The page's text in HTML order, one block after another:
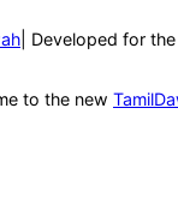
| Developed for
to the new